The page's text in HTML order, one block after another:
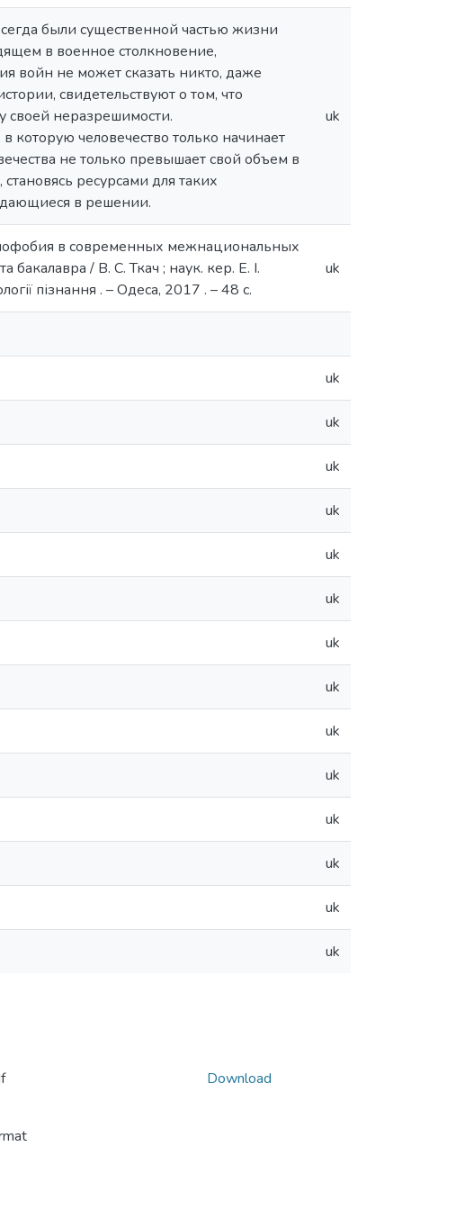
были существенной частью жизни
в военное столкновение,
войн не может сказать никто, даже
свидетельствуют о том, что
неразрешимости.
человечество только начинает
не только превышает свой объем в
ресурсами для таких
в решении.
uk
в современных межнациональных
/ В. С. Ткач ; наук. кер. Е. І.
пізнання . – Одеса, 2017 . – 48 с.
uk
uk
uk
uk
uk
uk
uk
uk
uk
uk
uk
uk
uk
uk
uk
Download